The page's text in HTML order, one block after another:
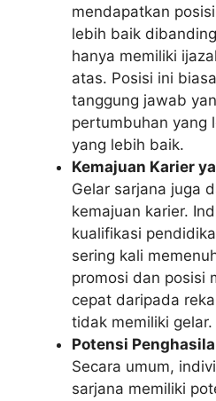
mendapatkan
lebih baik
hanya memiliki
atas. Posisi ini
tanggung jawab
pertumbuhan yang
yang lebih baik.
Kemajuan Karier
Gelar sarjana juga
kemajuan karier.
kualifikasi
sering kali
promosi dan posisi
cepat daripada
tidak memiliki gelar.
Potensi
Secara umum,
sarjana memiliki